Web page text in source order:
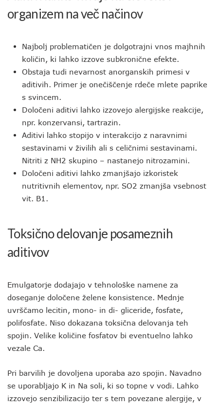
organizem na več načinov
Najbolj problematičen je dolgotrajni vnos majhnih
količin, ki lahko izzove subkronične efekte.
Obstaja tudi nevarnost anorganskih primesi v
aditivih. Primer je onečiščenje rdeče mlete paprike
s svincem.
Določeni aditivi lahko izzovejo alergijske reakcije,
npr. konzervansi, tartrazin.
Aditivi lahko stopijo v interakcijo z naravnimi
sestavinami v živilih ali s celičnimi sestavinami.
Nitriti z NH2 skupino – nastanejo nitrozamini.
Določeni aditivi lahko zmanjšajo izkoristek
nutritivnih elementov, npr. SO2 zmanjša vsebnost
vit. B1.
Toksično delovanje posameznih
aditivov
Emulgatorje dodajajo v tehnološke namene za
doseganje določene želene konsistence. Mednje
uvrščamo lecitin, mono- in di- gliceride, fosfate,
polifosfate. Niso dokazana toksična delovanja teh
spojin. Velike količine fosfatov bi eventuelno lahko
vezale Ca.
Pri barvilih je dovoljena uporaba azo spojin. Navadno
se uporabljajo K in Na soli, ki so topne v vodi. Lahko
izzovejo senzibilizacijo ter s tem povezane alergije, v